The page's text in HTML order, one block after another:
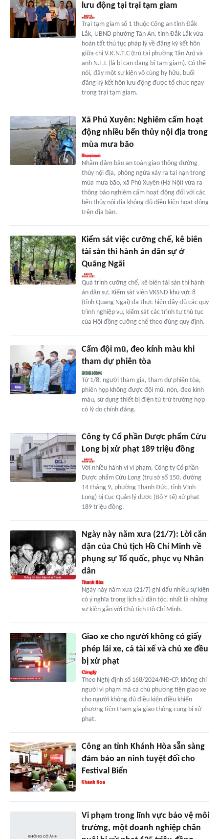
lưu động tại trại tạm giam
Trại tạm giam số 1 thuộc Công an tỉnh Đắk
Lắk, UBND phường Tân An, tỉnh Đắk Lắk vừa
hoàn tất thủ tục pháp lý về đăng ký kết hôn
giữa chị V.K.N.T.C (trú tại phường Tân An) và
anh N.T.L (là bị can đang bị tạm giam). Có thể
nói, đây một sự kiện vô cùng hy hữu, buổi
đăng ký kết hôn lưu động được tổ chức ngay
trong trại tạm giam.
Xã Phú Xuyên: Nghiêm cấm hoạt
động nhiều bến thủy nội địa trong
mùa mưa bão
Nhằm đảm bảo an toàn giao thông đường
thủy nội địa, phòng ngừa xảy ra tai nạn trong
mùa mưa bão, xã Phú Xuyên (Hà Nội) vừa ra
thông báo nghiêm cấm hoạt động đối với các
bến thủy nội địa không đủ điều kiện hoạt động
trên địa bàn.
Kiểm sát việc cưỡng chế, kê biên
tài sản thi hành án dân sự ở
Quãng Ngãi
Quá trình cưỡng chế, kê biên tài sản thi hành
án dân sự, Kiểm sát viên VKSND khu vực 8
(tỉnh Quãng Ngãi) đã thực hiện đầy đủ các quy
trình nghiệp vụ, kiểm sát các trình tự thủ tục
của Hội đồng cưỡng chế theo đúng quy định.
Cấm đội mũ, đeo kính màu khi
tham dự phiên tòa
Từ 1/8, người tham gia, tham dự phiên tòa,
phiên họp không được đội mũ, nón, đeo kính
màu, sử dụng thiết bị điện tử trừ trường hợp
có lý do chính đáng.
Công ty Cổ phần Dược phẩm Cửu
Long bị xử phạt 189 triệu đồng
Với nhiều hành vi vi phạm, Công ty Cổ phần
Dược phẩm Cửu Long (trụ sở số 150, đường
14 tháng 9, phường Thanh Đức, tỉnh Vĩnh
Long) bị Cục Quản lý dược (Bộ Y tế) xử phạt
189 triệu đồng.
Ngày này năm xưa (21/7): Lời căn
dặn của Chủ tịch Hồ Chí Minh về
phụng sự Tổ quốc, phục vụ Nhân
dân
Ngày này năm xưa (21/7) ghi dấu nhiều sự kiện
có ý nghĩa trong lịch sử dân tộc, nhất là những
sự kiện gắn với Chủ tịch Hồ Chí Minh.
Giao xe cho người không có giấy
phép lái xe, cả tài xế và chủ xe đều
bị xử phạt
Theo Nghị định số 168/2024/NĐ-CP, không chỉ
người vi phạm mà cả chủ phương tiện giao xe
cho người không đủ điều kiện điều khiển
phương tiện tham gia giao thông cũng bị xử
phạt.
Công an tỉnh Khánh Hòa sẵn sàng
đảm bảo an ninh tuyệt đối cho
Festival Biển
Vi phạm trong lĩnh vực bảo vệ môi
trường, một doanh nghiệp chăn